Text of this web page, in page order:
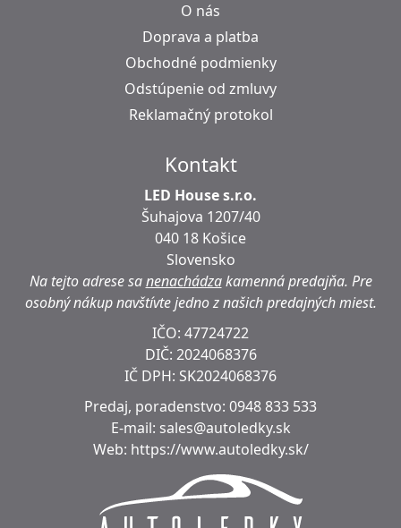
O nás
Doprava a platba
Obchodné podmienky
Odstúpenie od zmluvy
Reklamačný protokol
Kontakt
LED House s.r.o.
Šuhajova 1207/40
040 18 Košice
Slovensko
Na tejto adrese sanenachádzakamenná predajňa. Pre
osobný nákup navštívte jedno z našich predajných miest.
IČO: 47724722
DIČ: 2024068376
IČ DPH: SK2024068376
Predaj, poradenstvo: 0948 833 533
E-mail: sales@autoledky.sk
Web: https://www.autoledky.sk/